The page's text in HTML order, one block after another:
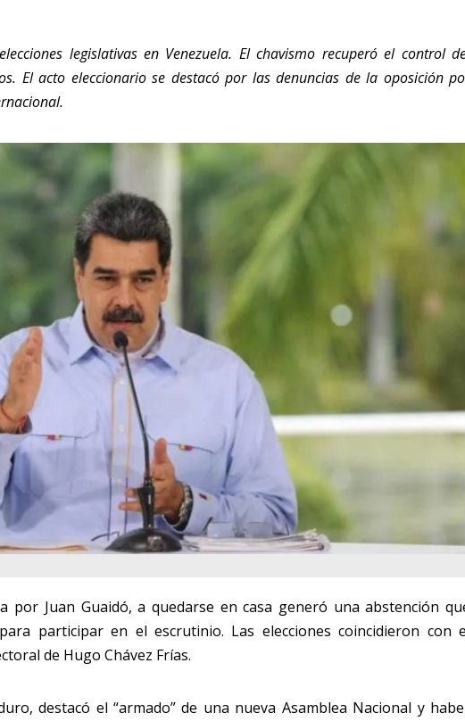
legislativas en Venezuela. El chavismo recuperó el control
El acto eleccionario se destacó por las denuncias de la oposición
por Juan Guaidó, a quedarse en casa generó una abstención
participar en el escrutinio. Las elecciones coincidieron con
de Hugo Chávez Frías.
destacó el “armado” de una nueva Asamblea Nacional y